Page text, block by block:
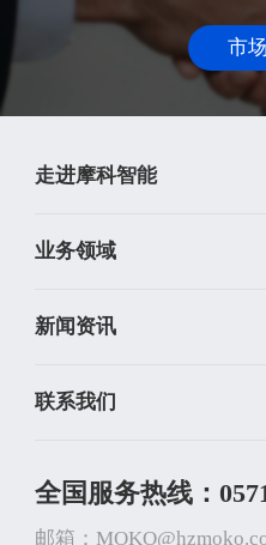
市
走进摩科智能
业务领域
新闻资讯
联系我们
全国服务热线：
邮箱：